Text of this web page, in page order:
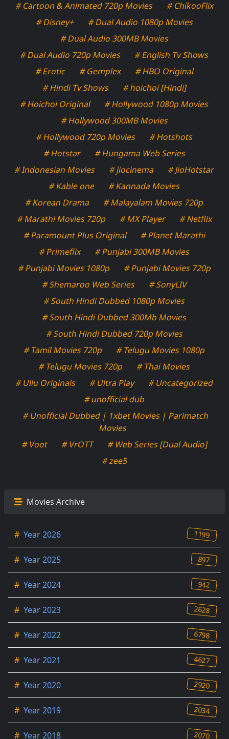
# Cartoon & Animated 720p Movies
# ChikooFlix
# Disney+
# Dual Audio 1080p Movies
# Dual Audio 300MB Movies
# Dual Audio 720p Movies
# English Tv Shows
# Erotic
# Gemplex
# HBO Original
# Hindi Tv Shows
# hoichoi [Hindi]
# Hoichoi Original
# Hollywood 1080p Movies
# Hollywood 300MB Movies
# Hollywood 720p Movies
# Hotshots
# Hotstar
# Hungama Web Series
# Indonesian Movies
# jiocinema
# JioHotstar
# Kable one
# Kannada Movies
# Korean Drama
# Malayalam Movies 720p
# Marathi Movies 720p
# MX Player
# Netflix
# Paramount Plus Original
# Planet Marathi
# Primeflix
# Punjabi 300MB Movies
# Punjabi Movies 1080p
# Punjabi Movies 720p
# Shemaroo Web Series
# SonyLIV
# South Hindi Dubbed 1080p Movies
# South Hindi Dubbed 300Mb Movies
# South Hindi Dubbed 720p Movies
# Tamil Movies 720p
# Telugu Movies 1080p
# Telugu Movies 720p
# Thai Movies
# Ullu Originals
# Ultra Play
# Uncategorized
# unofficial dub
# Unofficial Dubbed | 1xbet Movies | Parimatch
Movies
# Voot
# VrOTT
# Web Series [Dual Audio]
# zee5
Movies Archive
# Year 2026 1199
# Year 2025 897
# Year 2024 942
# Year 2023 2628
# Year 2022 6798
# Year 2021 4627
# Year 2020 2920
# Year 2019 2034
# Year 2018 2070